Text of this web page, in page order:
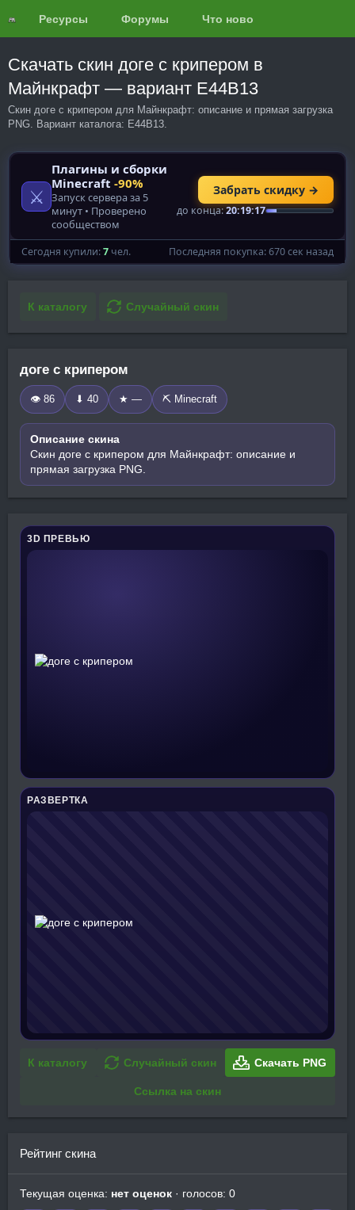
Ресурсы Форумы Что нового?
Скачать скин доге с крипером в
Майнкрафт — вариант E44B13
Скин доге с крипером для Майнкрафт: описание и прямая загрузка
PNG. Вариант каталога: E44B13.
К каталогу Случайный скин
доге с крипером
👁 86 ⬇ 40 ★ — ⛏️ Minecraft
Описание скина
Скин доге с крипером для Майнкрафт: описание и
прямая загрузка PNG.
3D ПРЕВЬЮ
РАЗВЕРТКА
К каталогу Случайный скин Скачать PNG
Ссылка на скин
Рейтинг скина
Текущая оценка: нет оценок · голосов: 0